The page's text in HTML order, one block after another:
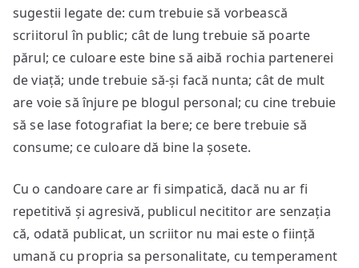
sugestii legate de: cum trebuie să vorbească
scriitorul în public; cât de lung trebuie să poarte
părul; ce culoare este bine să aibă rochia partenerei
de viață; unde trebuie să-și facă nunta; cât de mult
are voie să înjure pe blogul personal; cu cine trebuie
să se lase fotografiat la bere; ce bere trebuie să
consume; ce culoare dă bine la șosete.
Cu o candoare care ar fi simpatică, dacă nu ar fi
repetitivă și agresivă, publicul necititor are senzația
că, odată publicat, un scriitor nu mai este o ființă
umană cu propria sa personalitate, cu temperament